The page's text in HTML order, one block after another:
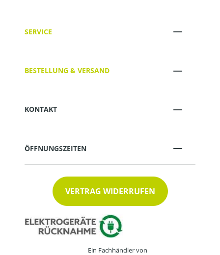
SERVICE
BESTELLUNG & VERSAND
KONTAKT
ÖFFNUNGSZEITEN
VERTRAG WIDERRUFEN
Ein Fachhändler von